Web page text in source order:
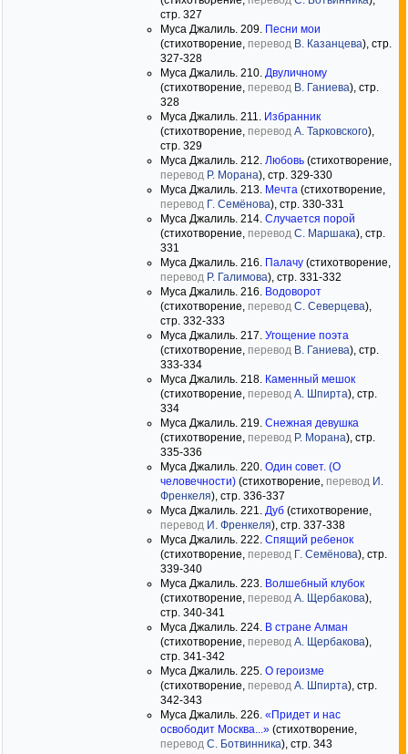
стр. 327
Муса Джалиль. 209. Песни мои
(стихотворение, перевод В. Казанцева), стр.
327-328
Муса Джалиль. 210. Двуличному
(стихотворение, перевод В. Ганиева), стр.
328
Муса Джалиль. 211. Избранник
(стихотворение, перевод А. Тарковского),
стр. 329
Муса Джалиль. 212. Любовь (стихотворение,
перевод Р. Морана), стр. 329-330
Муса Джалиль. 213. Мечта (стихотворение,
перевод Г. Семёнова), стр. 330-331
Муса Джалиль. 214. Случается порой
(стихотворение, перевод С. Маршака), стр.
331
Муса Джалиль. 216. Палачу (стихотворение,
перевод Р. Галимова), стр. 331-332
Муса Джалиль. 216. Водоворот
(стихотворение, перевод С. Северцева),
стр. 332-333
Муса Джалиль. 217. Угощение поэта
(стихотворение, перевод В. Ганиева), стр.
333-334
Муса Джалиль. 218. Каменный мешок
(стихотворение, перевод А. Шпирта), стр.
334
Муса Джалиль. 219. Снежная девушка
(стихотворение, перевод Р. Морана), стр.
335-336
Муса Джалиль. 220. Один совет. (О
человечности) (стихотворение, перевод И.
Френкеля), стр. 336-337
Муса Джалиль. 221. Дуб (стихотворение,
перевод И. Френкеля), стр. 337-338
Муса Джалиль. 222. Спящий ребенок
(стихотворение, перевод Г. Семёнова), стр.
339-340
Муса Джалиль. 223. Волшебный клубок
(стихотворение, перевод А. Щербакова),
стр. 340-341
Муса Джалиль. 224. В стране Алман
(стихотворение, перевод А. Щербакова),
стр. 341-342
Муса Джалиль. 225. О героизме
(стихотворение, перевод А. Шпирта), стр.
342-343
Муса Джалиль. 226. «Придет и нас
освободит Москва...» (стихотворение,
перевод С. Ботвинника), стр. 343